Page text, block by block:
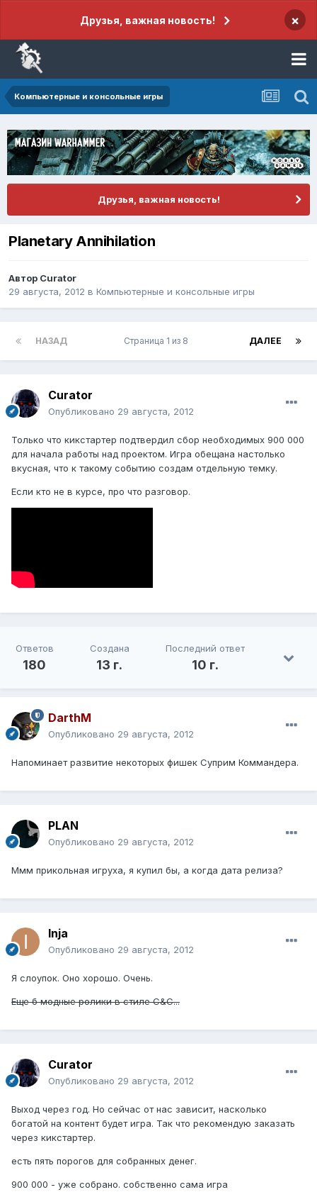
Друзья, важная новость! ×
Компьютерные и консольные игры
Друзья, важная новость!
Planetary Annihilation
Автор Curator
29 августа, 2012 в Компьютерные и консольные игры
НАЗАД ДАЛЕЕ
Страница 1 из 8
Curator
Опубликовано 29 августа, 2012
Только что кикстартер подтвердил сбор необходимых 900 000
для начала работы над проектом. Игра обещана настолько
вкусная, что к такому событию создам отдельную темку.
Если кто не в курсе, про что разговор.
Ответов
180
Создана
13 г.
Последний ответ
10 г.
DarthM
Опубликовано 29 августа, 2012
Напоминает развитие некоторых фишек Суприм Коммандера.
PLAN
Опубликовано 29 августа, 2012
Ммм прикольная игруха, я купил бы, а когда дата релиза?
Inja
Опубликовано 29 августа, 2012
Я слоупок. Оно хорошо. Очень.
Еще б модные ролики в стиле C&C...
Curator
Опубликовано 29 августа, 2012
Выход через год. Но сейчас от нас зависит, насколько
богатой на контент будет игра. Так что рекомендую заказать
через кикстартер.
есть пять порогов для собранных денег.
900 000 - уже собрано. собственно сама игра